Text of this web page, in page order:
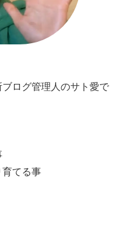
ログ管理人のサト愛で
育てる事